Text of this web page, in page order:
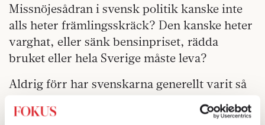
Missnöjesådran i svensk politik kanske inte
alls heter främlingsskräck? Den kanske heter
varghat, eller sänk bensinpriset, rädda
bruket eller hela Sverige måste leva?
Aldrig förr har svenskarna generellt varit så
positiva till invandrare som nu, om man ska
tro SOM-institutet vid Göteborgs universitet.